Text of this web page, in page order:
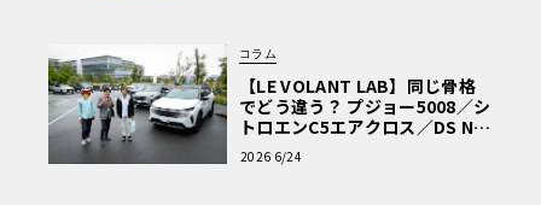
コラム
【LE VOLANT LAB】同じ骨格
でどう違う？ プジョー5008／シ
トロエンC5エアクロス／DS Nº4
読者一気乗りレポート
2026 6/24